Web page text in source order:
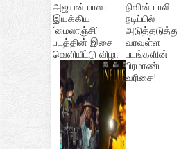
அஜயன் பாலா
இயக்கிய
‘மைலாஞ்சி’
படத்தின் இசை
வெளியீட்டு விழா
நிவின் பாலி
நடிப்பில்
அடுத்தடுத்து
வரவுள்ள
படங்களின்
பிரமாண்ட
வரிசை!